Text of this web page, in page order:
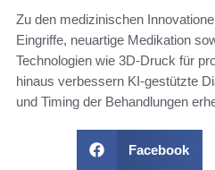
Zu den medizinischen
Eingriffe, neuartige Medikation
Technologien wie 3D-Druck für
hinaus verbessern KI-gestützte
und Timing der Behandlungen
Facebook